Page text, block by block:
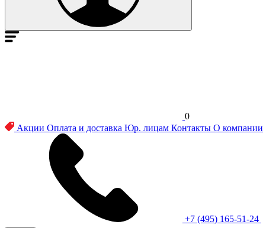
0
Акции Оплата и доставка Юр. лицам Контакты О компании
+7 (495) 165-51-24